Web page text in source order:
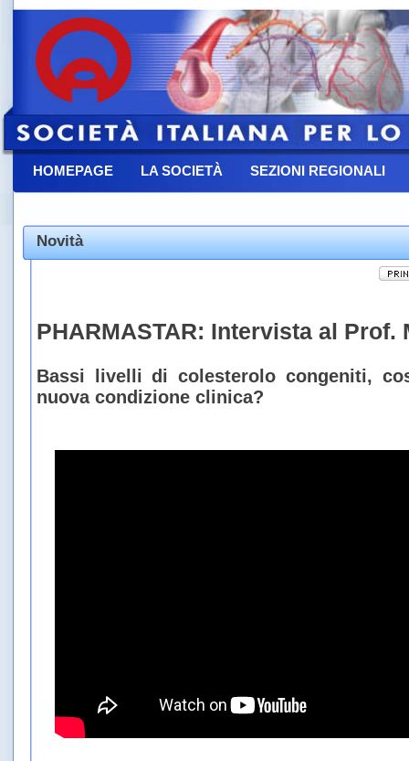
HOMEPAGE LA SOCIETÀ SEZIONI REGIONALI
Novità
PHARMASTAR: Intervista al Prof.
Bassi livelli di colesterolo congeniti,
nuova condizione clinica?